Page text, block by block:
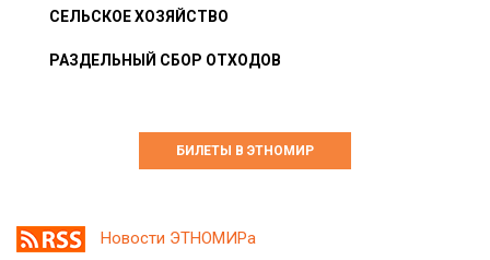
СЕЛЬСКОЕ ХОЗЯЙСТВО
РАЗДЕЛЬНЫЙ СБОР ОТХОДОВ
БИЛЕТЫ В ЭТНОМИР
Новости ЭТНОМИРа